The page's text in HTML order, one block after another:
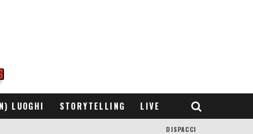
LUOGHI STORYTELLING LIVE
DISPACCI